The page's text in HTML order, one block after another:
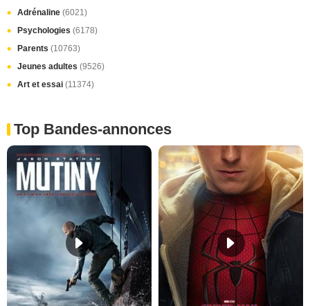
Adrénaline (6021)
Psychologies (6178)
Parents (10763)
Jeunes adultes (9526)
Art et essai (11374)
Top Bandes-annonces